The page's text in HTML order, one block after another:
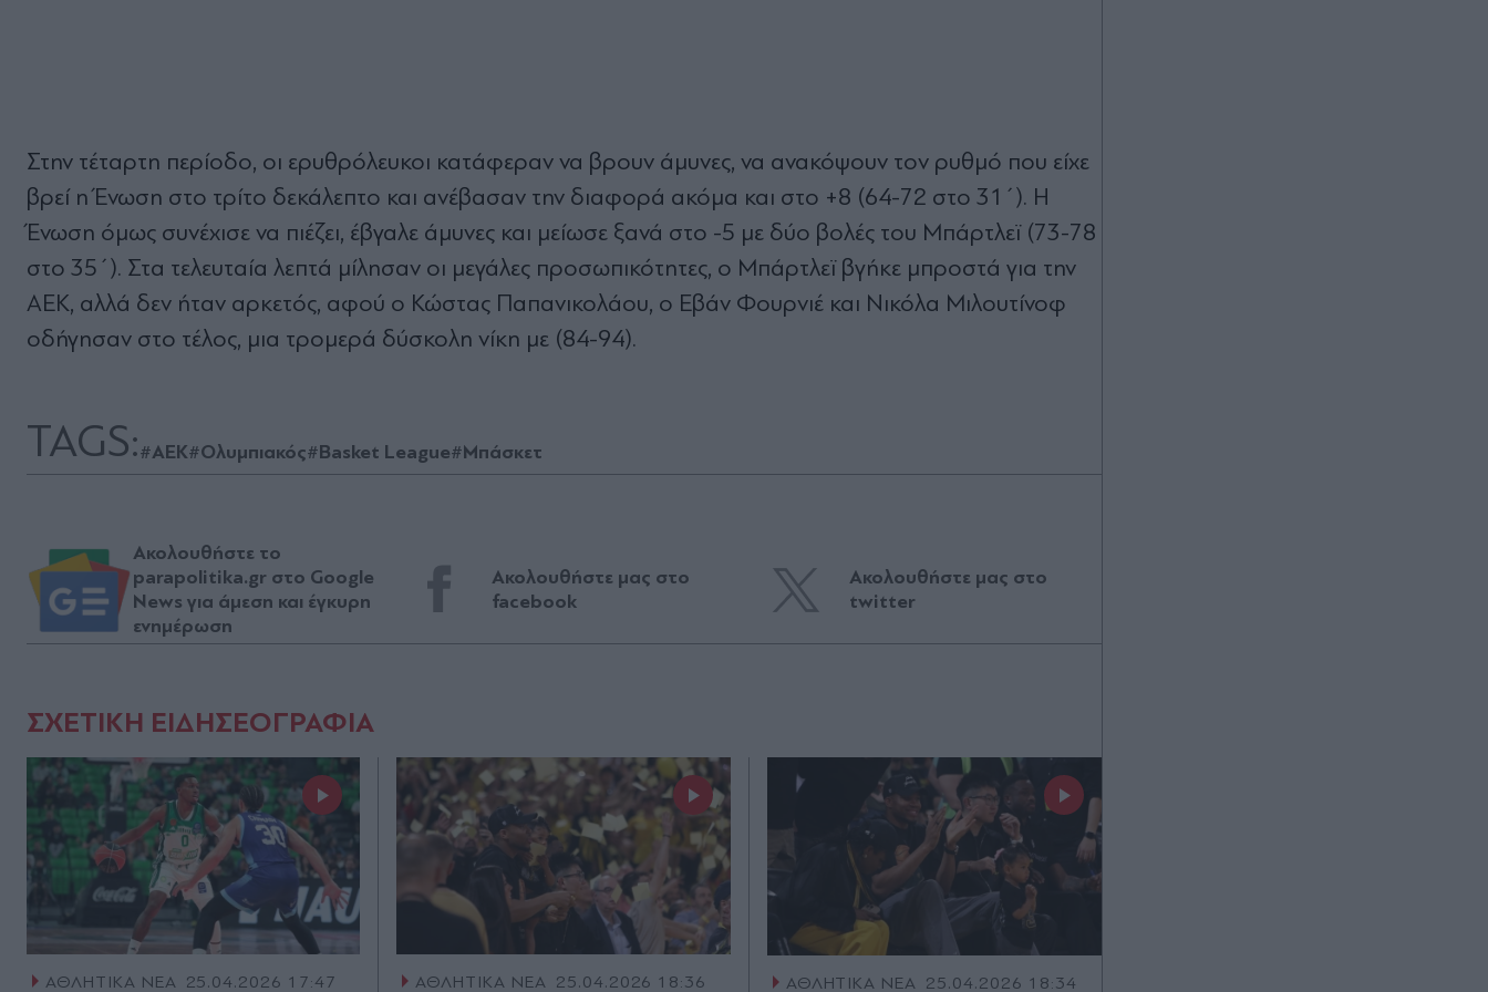
Στην τέταρτη περίοδο, οι ερυθρόλευκοι κατάφεραν να βρουν άμυνες, να ανακόψουν τον ρυθμό που είχε
βρεί η Ένωση στο τρίτο δεκάλεπτο και ανέβασαν την διαφορά ακόμα και στο +8 (64-72 στο 31΄). Η
Ένωση όμως συνέχισε να πιέζει, έβγαλε άμυνες και μείωσε ξανά στο -5 με δύο βολές του Μπάρτλεϊ (73-78
στο 35΄). Στα τελευταία λεπτά μίλησαν οι μεγάλες προσωπικότητες, ο Μπάρτλεϊ βγήκε μπροστά για την
ΑΕΚ, αλλά δεν ήταν αρκετός, αφού ο Κώστας Παπανικολάου, ο Εβάν Φουρνιέ και Νικόλα Μιλουτίνοφ
οδήγησαν στο τέλος, μια τρομερά δύσκολη νίκη με (84-94).
TAGS:#ΑΕΚ#Ολυμπιακός#Basket League#Μπάσκετ
Ακολουθήστε το
parapolitika.gr στο Google
News για άμεση και έγκυρη
ενημέρωση
Ακολουθήστε μας στο
facebook
Ακολουθήστε μας στο
twitter
ΣΧΕΤΙΚΗ ΕΙΔΗΣΕΟΓΡΑΦΙΑ
ΑΘΛΗΤΙΚΑ ΝΕΑ 25.04.2026 17:47 ΑΘΛΗΤΙΚΑ ΝΕΑ 25.04.2026 18:36 ΑΘΛΗΤΙΚΑ ΝΕΑ 25.04.2026 18:34